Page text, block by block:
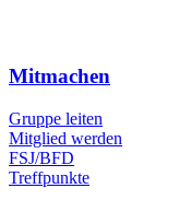
Mitmachen
Gruppe leiten
Mitglied werden
FSJ/BFD
Treffpunkte